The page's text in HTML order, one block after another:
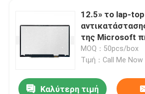
Προϊόντα
12.5» το lap-
της Microsoft
MOQ：50pcs/box
Τιμή：Call Me Now
Καλύτερη τιμή